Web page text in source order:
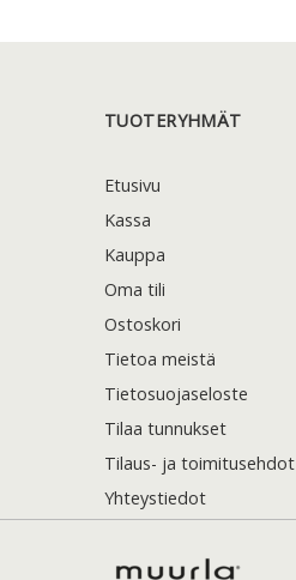
TUOTERYHMÄT
Etusivu
Kassa
Kauppa
Oma tili
Ostoskori
Tietoa meistä
Tietosuojaseloste
Tilaa tunnukset
Tilaus- ja toimitusehdot
Yhteystiedot